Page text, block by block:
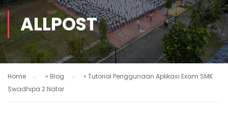
ALLPOST
Home » Blog » Tutorial Penggunaan Aplikasi Exam SMK
Swadhipa 2 Natar